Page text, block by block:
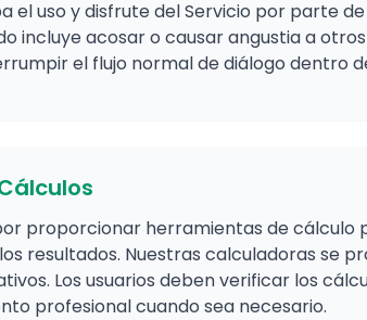
el uso y disfrute del Servicio por parte
incluye acosar o causar angustia a
el flujo normal de diálogo dentro
proporcionar herramientas de cálculo
resultados. Nuestras calculadoras se
Los usuarios deben verificar los
profesional cuando sea necesario.